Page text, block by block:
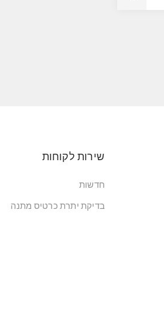
שירות לקוחות
חדשות
בדיקת יתרת כרטיס מתנה